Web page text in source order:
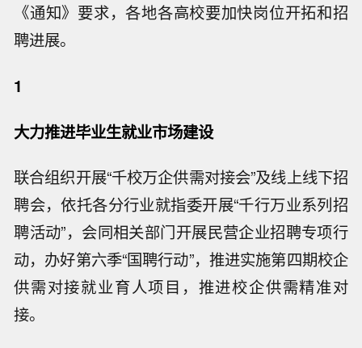
《通知》要求，各地各高校要加快岗位开拓和招
聘进展。
1
大力推进毕业生就业市场建设
联合组织开展“千校万企供需对接会”及线上线下招
聘会，依托各分行业就指委开展“千行万业系列招
聘活动”，会同相关部门开展民营企业招聘专项行
动，办好第六季“国聘行动”，推进实施第四期校企
供需对接就业育人项目，推进校企供需精准对
接。